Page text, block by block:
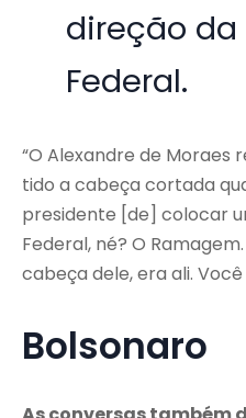
direção da
Federal.
“O Alexandre de
tido a cabeça cortada
presidente [de] colocar
Federal, né? O
cabeça dele, era ali.
Bolsonaro